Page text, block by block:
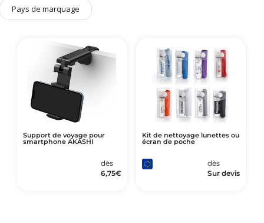
Art de Vivre à la Française
Bien être & Sécurité
Sports, loisirs & jouets
Accessoires Auto & Vélo
PLV & Mobiliers Pub
Packaging sur-mesure
Temps Forts de l'Année
Evénement Entreprise
Pays de marquage
Support de voyage pour
smartphone AKASHI
dès
6,75€
Kit de nettoyage lunettes ou
écran de poche
dès
Sur devis